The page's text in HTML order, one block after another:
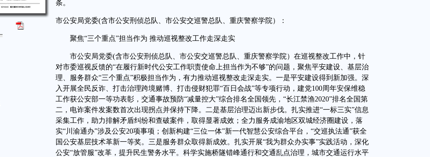
条。
市公安局党委(含市公安刑侦总队、市公安交巡警总队、重庆警察学院）：
聚焦“三个重点”担当作为 推动巡视整改工作走深走实
市公安局党委(含市公安刑侦总队、市公安交巡警总队、重庆警察学院）在巡视整改工作中，针
对市委巡视反馈的“在履行新时代公安工作职责使命上担当作为不够”的问题，聚焦平安建设、基层治
理、服务群众“三个重点”积极担当作为，有力推动巡视整改走深走实。一是平安建设得到新加强。深
入开展全民反诈、打击治理跨境赌博、打击侵财犯罪“百日会战”等专项行动，建党100周年安保维稳
工作获公安部一等功表彰，交通事故预防“减量控大”综合排名全国领先，“长江禁渔2020”排名全国第
二，电诈案件发案数首次出现拐点并保持下降。二是基层治理迈出新步伐。扎实推进“一标三实”信息
采集工作，助力排解矛盾纠纷和查破案件，取得显著成效；全力服务成渝地区双城经济圈建设，落
实“川渝通办”涉及公安20项事项；创新构建“三位一体”新一代智慧公安综合平台，“交巡执法通”获全
国公安基层技术革新一等奖。三是服务群众取得新成效。扎实开展“我为群众办实事”实践活动，深化
公安“放管服”改革，提升民生警务水平。科学实施桥隧错峰通行和交通乱点治理，城市交通运行水平